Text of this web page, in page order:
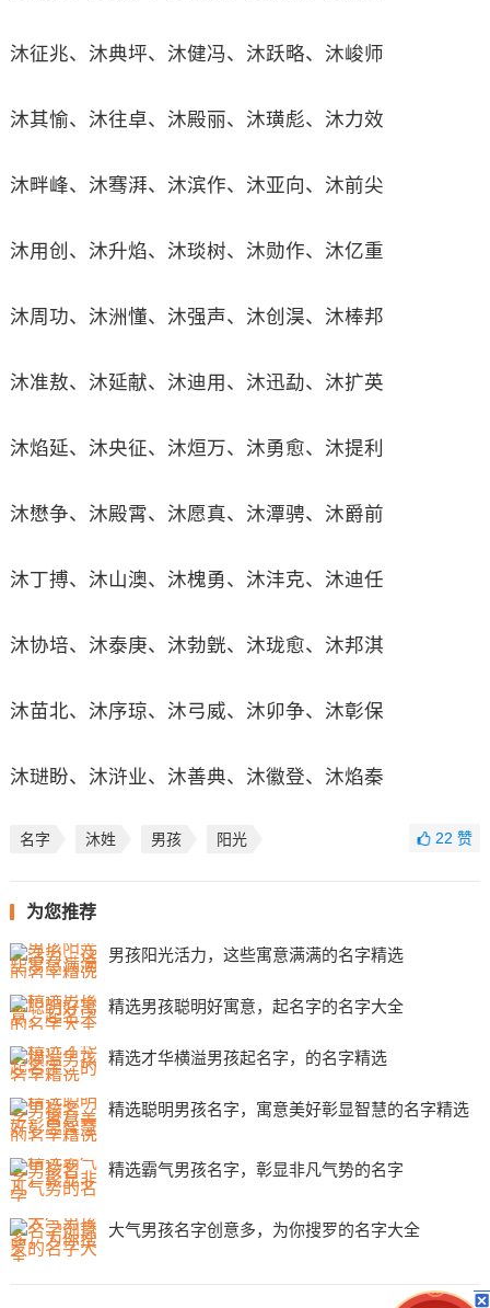
沐征兆、沐典坪、沐健冯、沐跃略、沐峻师
沐其愉、沐往卓、沐殿丽、沐璜彪、沐力效
沐畔峰、沐骞湃、沐滨作、沐亚向、沐前尖
沐用创、沐升焰、沐琰树、沐勋作、沐亿重
沐周功、沐洲懂、沐强声、沐创淏、沐棒邦
沐准敖、沐延献、沐迪用、沐迅勐、沐扩英
沐焰延、沐央征、沐烜万、沐勇愈、沐提利
沐懋争、沐殿霄、沐愿真、沐潭骋、沐爵前
沐丁搏、沐山澳、沐槐勇、沐沣克、沐迪任
沐协培、沐泰庚、沐勃皝、沐珑愈、沐邦淇
沐苗北、沐序琼、沐弓威、沐卯争、沐彰保
沐琎盼、沐浒业、沐善典、沐徽登、沐焰秦
名字 沐姓 男孩 阳光 22赞
为您推荐
男孩阳光活力，这些寓意满满的名字精选
精选男孩聪明好寓意，起名字的名字大全
精选才华横溢男孩起名字，的名字精选
精选聪明男孩名字，寓意美好彰显智慧的名字精选
精选霸气男孩名字，彰显非凡气势的名字
大气男孩名字创意多，为你搜罗的名字大全